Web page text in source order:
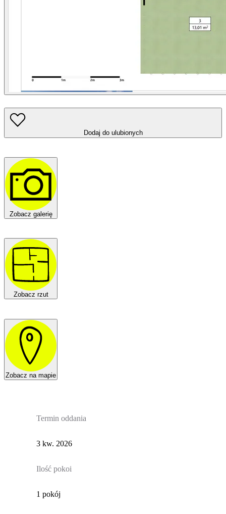
Dodaj do ulubionych
Zobacz galerię
Zobacz rzut
Zobacz na mapie
Termin oddania
3 kw. 2026
Ilość pokoi
1 pokój